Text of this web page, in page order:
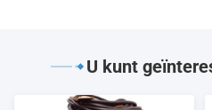
U kunt